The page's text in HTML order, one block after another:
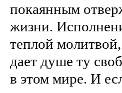
покаянным
жизни.
теплой
дает душе ту
в этом мире. И